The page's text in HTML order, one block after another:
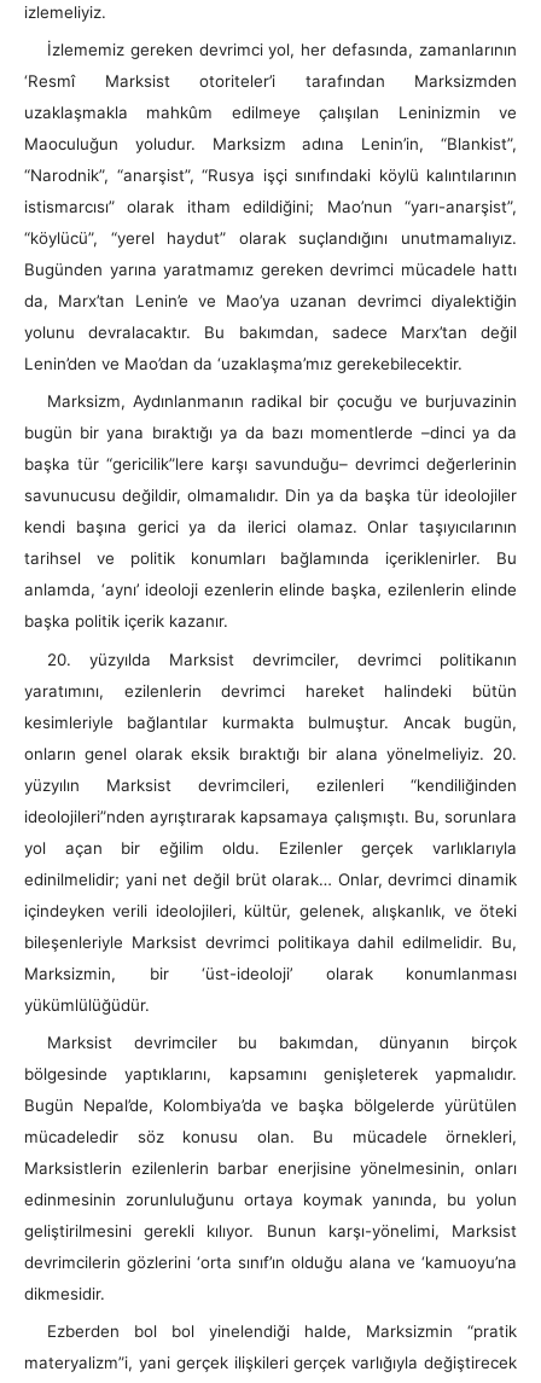
izlemeliyiz.
İzlememiz gereken devrimci yol, her defasında, zamanlarının
‘Resmî Marksist otoriteler’i tarafından Marksizmden
uzaklaşmakla mahkûm edilmeye çalışılan Leninizmin ve
Maoculuğun yoludur. Marksizm adına Lenin’in, “Blankist”,
“Narodnik”, “anarşist”, “Rusya işçi sınıfındaki köylü kalıntılarının
istismarcısı” olarak itham edildiğini; Mao’nun “yarı-anarşist”,
“köylücü”, “yerel haydut” olarak suçlandığını unutmamalıyız.
Bugünden yarına yaratmamız gereken devrimci mücadele hattı
da, Marx’tan Lenin’e ve Mao’ya uzanan devrimci diyalektiğin
yolunu devralacaktır. Bu bakımdan, sadece Marx’tan değil
Lenin’den ve Mao’dan da ‘uzaklaşma’mız gerekebilecektir.
Marksizm, Aydınlanmanın radikal bir çocuğu ve burjuvazinin
bugün bir yana bıraktığı ya da bazı momentlerde –dinci ya da
başka tür “gericilik”lere karşı savunduğu– devrimci değerlerinin
savunucusu değildir, olmamalıdır. Din ya da başka tür ideolojiler
kendi başına gerici ya da ilerici olamaz. Onlar taşıyıcılarının
tarihsel ve politik konumları bağlamında içeriklenirler. Bu
anlamda, ‘aynı’ ideoloji ezenlerin elinde başka, ezilenlerin elinde
başka politik içerik kazanır.
20. yüzyılda Marksist devrimciler, devrimci politikanın
yaratımını, ezilenlerin devrimci hareket halindeki bütün
kesimleriyle bağlantılar kurmakta bulmuştur. Ancak bugün,
onların genel olarak eksik bıraktığı bir alana yönelmeliyiz. 20.
yüzyılın Marksist devrimcileri, ezilenleri “kendiliğinden
ideolojileri”nden ayrıştırarak kapsamaya çalışmıştı. Bu, sorunlara
yol açan bir eğilim oldu. Ezilenler gerçek varlıklarıyla
edinilmelidir; yani net değil brüt olarak… Onlar, devrimci dinamik
içindeyken verili ideolojileri, kültür, gelenek, alışkanlık, ve öteki
bileşenleriyle Marksist devrimci politikaya dahil edilmelidir. Bu,
Marksizmin, bir ‘üst-ideoloji’ olarak konumlanması
yükümlülüğüdür.
Marksist devrimciler bu bakımdan, dünyanın birçok
bölgesinde yaptıklarını, kapsamını genişleterek yapmalıdır.
Bugün Nepal’de, Kolombiya’da ve başka bölgelerde yürütülen
mücadeledir söz konusu olan. Bu mücadele örnekleri,
Marksistlerin ezilenlerin barbar enerjisine yönelmesinin, onları
edinmesinin zorunluluğunu ortaya koymak yanında, bu yolun
geliştirilmesini gerekli kılıyor. Bunun karşı-yönelimi, Marksist
devrimcilerin gözlerini ‘orta sınıf’ın olduğu alana ve ‘kamuoyu’na
dikmesidir.
Ezberden bol bol yinelendiği halde, Marksizmin “pratik
materyalizm”i, yani gerçek ilişkileri gerçek varlığıyla değiştirecek